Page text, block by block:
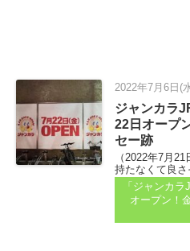
2022年7月6日(
ジャンカラ
22日オープ
セー跡
（2022年7月
持たなくて良
す。最高気温
「ジャンカ
オープン！